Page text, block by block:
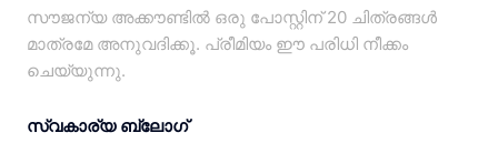
സൗജന്യ അക്കൗണ്ടിൽ ഒരു പോസ്റ്റിന് 20 ചിത്രങ്ങൾ
മാത്രമേ അനുവദിക്കൂ. പ്രീമിയം ഈ പരിധി നീക്കം
ചെയ്യുന്നു.
സ്വകാര്യ ബ്ലോഗ്